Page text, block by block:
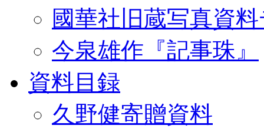
國華社旧蔵写真資
今泉雄作『記事珠』
資料目録
久野健寄贈資料